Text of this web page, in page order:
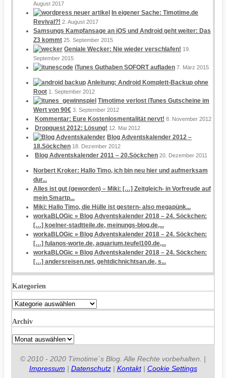
August 2017
In eigener Sache: Timotime.de
Revival?! 2. August 2017
Samsungs Kampfansage an iOS und Android geht weiter: Das
Z3 kommt 25. September 2015
Geniale Wecker: Nie wieder verschlafen! 19.
September 2015
iTunes Guthaben SOFORT aufladen 7. März 2015
Anleitung: Android Komplett-Backup ohne
Root 1. September 2012
Timotime verlost iTunes Gutscheine im
Wert von 90€ 3. September 2012
Kommentar: Eure Kostenlosmentalität nervt! 8. November 2012
Dropquest 2012: Lösung! 12. Mai 2012
Blog Adventskalender 2012 –
18.Söckchen 18. Dezember 2012
Blog Adventskalender 2011 – 20.Söckchen 20. Dezember 2011
Norbert Kroker: Hallo Timo, ich bin neu hier und aufmerksam
dur...
Alles ist gut (geworden) – Miki: […] Zeitgleich- in Vorfreude auf
mein Smartp...
Miki: Hallo Timo, die Hülle ist gestern- also megapünk...
workaBLOGic » Blog Adventskalender 2018 – 24. Söckchen:
[…] koelner-stadtteile.de, meinungs-blog.de,...
workaBLOGic » Blog Adventskalender 2018 – 24. Söckchen:
[…] fulanos-worte.de, aquarium.teufel100.de,...
workaBLOGic » Blog Adventskalender 2018 – 24. Söckchen:
[…] andersreisen.net, gehtdichnichtsan.de, s...
Kategorien
Kategorien
Archiv
Archiv
© 2010 - 2020 Timotime´s Blog. Alle Rechte vorbehalten. |
Impressum | Datenschutz| Kontakt| Cookie Settings